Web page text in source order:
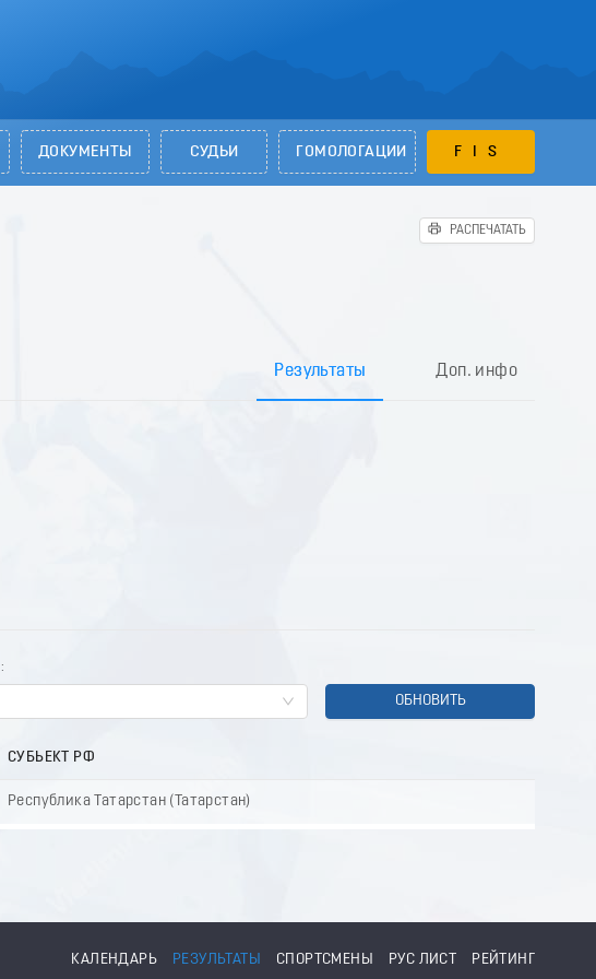
ДОКУМЕНТЫ СУДЬИ ГОМОЛОГАЦИИ FIS
РАСПЕЧАТАТЬ
Результаты Доп. инфо
ОБНОВИТЬ
СУБЬЕКТ РФ
Республика Татарстан (Татарстан)
КАЛЕНДАРЬ РЕЗУЛЬТАТЫ СПОРТСМЕНЫ РУС ЛИСТ РЕЙТИНГ